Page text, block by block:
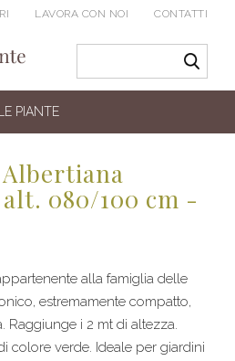
LAVORA CON NOI CONTATTI
LE PIANTE
Albertiana
080/100 cm -
alla famiglia delle
estremamente compatto,
Raggiunge i 2 mt di altezza.
colore verde. Ideale per giardini